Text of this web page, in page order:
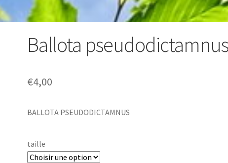
Ballota pseudodictamnus
€4,00
BALLOTA PSEUDODICTAMNUS
taille